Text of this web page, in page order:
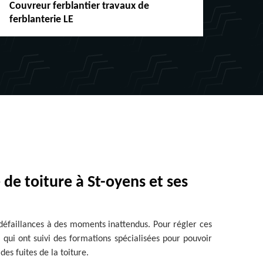
Couvreur ferblantier travaux de
ferblanterie LE
toiture à St-oyens et ses
à des moments inattendus. Pour régler ces
ont suivi des formations spécialisées pour pouvoir
fuites de la toiture.